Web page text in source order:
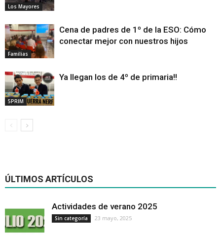
Los Mayores
Familias
Cena de padres de 1º de la ESO: Cómo
conectar mejor con nuestros hijos
5PRIM
Ya llegan los de 4º de primaria!!
ÚLTIMOS ARTÍCULOS
Actividades de verano 2025
Sin categoría 23 mayo, 2025